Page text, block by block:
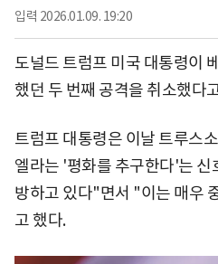
입력 2026.01.09. 19:20
도널드 트럼프 미국 대통령이
했던 두 번째 공격을 취소했다
트럼프 대통령은 이날 트루스
엘라는 '평화를 추구한다'는 신
방하고 있다"면서 "이는 매우
고 했다.